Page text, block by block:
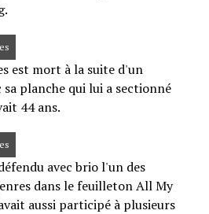
est mort à la suite d'un
planche qui lui a sectionné
44 ans.
avec brio l'un des
dans le feuilleton All My
aussi participé à plusieurs